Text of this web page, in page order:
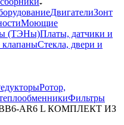
ДвигателиЗонт
Моющие
(ТЭНы)Платы, датчики и
Стекла, двери и
Ротор,
Фильтры
AR6 L КОМПЛЕКТ ИЗ